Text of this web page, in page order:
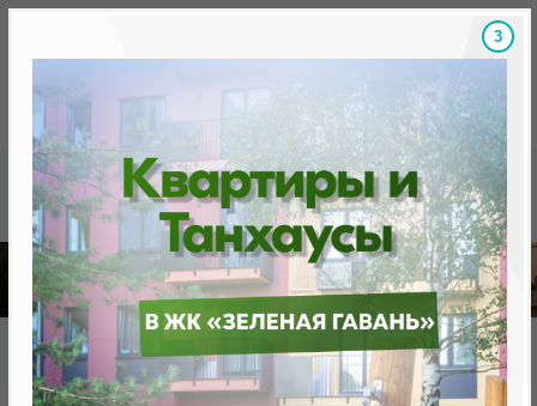
Скидки на новостройки, бонусы Готовые
Главная База новостроек Минска «Минск Мир»
9.10 "Гавана", квартал "Южная Америка"
2